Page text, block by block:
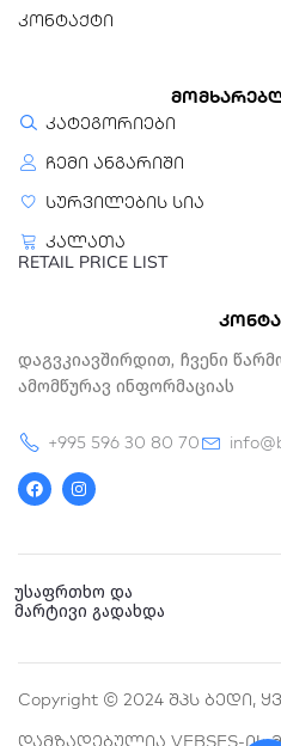
კონტაქტი
კატეგორიები
ჩემი ანგარიში
სურვილების სია
კალათა
RETAIL PRICE LIST
Დაგვკიავშირდით, Ჩვენი
Ამომწურავ Ინფორმაციას
+995 596 30 80 70
a
c
e
o
n
s
t
r
m
უსაფრთხო და
მარტივი გადახდა
Copyright © 2024 Შპს
Დამზადებულია VEBSES-Ის